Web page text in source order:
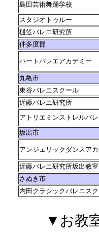
島田芸術舞踊学校
スタジオトゥルー
樋笠バレエ研究所
仲多度郡
ハートバレエアカデミー
丸亀市
東谷バレエスクール
近藤バレエ研究所
アトリエミンストレルバ
坂出市
アンジェリックダンスア
近藤バレエ研究所坂出教室
さぬき市
内田クラシックバレエス
▼お教